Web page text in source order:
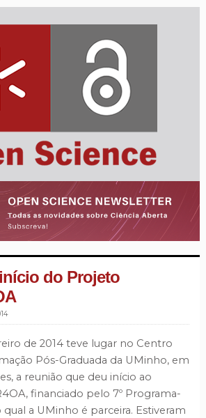
do Projeto
de 2014 teve lugar no Centro
Pós-Graduada da UMinho, em
a reunião que deu início ao
financiado pelo 7º Programa-
qual a UMinho é parceira. Estiveram